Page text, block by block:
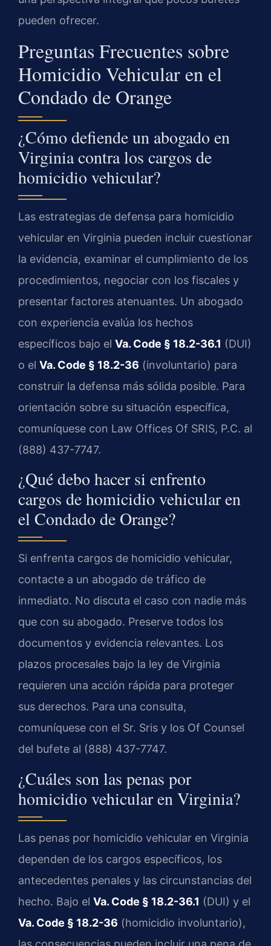
pueden ofrecer.
Preguntas Frecuentes sobre
Homicidio Vehicular en el
Condado de Orange
¿Cómo defiende un abogado en
Virginia contra los cargos de
homicidio vehicular?
Las estrategias de defensa para homicidio
vehicular en Virginia pueden incluir cuestionar
la evidencia, examinar el cumplimiento de los
procedimientos, negociar con los fiscales y
presentar factores atenuantes. Un abogado
con experiencia evalúa los hechos
específicos bajo el Va. Code § 18.2-36.1 (DUI)
o el Va. Code § 18.2-36 (involuntario) para
construir la defensa más sólida posible. Para
orientación sobre su situación específica,
comuníquese con Law Offices Of SRIS, P.C. al
(888) 437-7747.
¿Qué debo hacer si enfrento
cargos de homicidio vehicular en
el Condado de Orange?
Si enfrenta cargos de homicidio vehicular,
contacte a un abogado de tráfico de
inmediato. No discuta el caso con nadie más
que con su abogado. Preserve todos los
documentos y evidencia relevantes. Los
plazos procesales bajo la ley de Virginia
requieren una acción rápida para proteger
sus derechos. Para una consulta,
comuníquese con el Sr. Sris y los Of Counsel
del bufete al (888) 437-7747.
¿Cuáles son las penas por
homicidio vehicular en Virginia?
Las penas por homicidio vehicular en Virginia
dependen de los cargos específicos, los
antecedentes penales y las circunstancias del
hecho. Bajo el Va. Code § 18.2-36.1 (DUI) y el
Va. Code § 18.2-36 (homicidio involuntario),